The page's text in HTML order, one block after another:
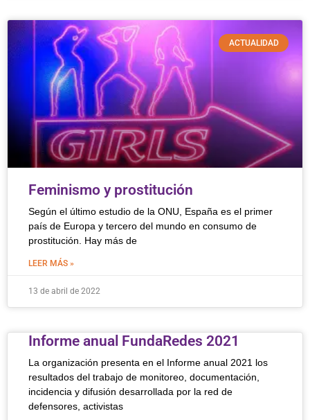
ACTUALIDAD
Feminismo y prostitución
Según el último estudio de la ONU, España es el primer
país de Europa y tercero del mundo en consumo de
prostitución. Hay más de
LEER MÁS »
13 de abril de 2022
Informe anual FundaRedes 2021
La organización presenta en el Informe anual 2021 los
resultados del trabajo de monitoreo, documentación,
incidencia y difusión desarrollada por la red de
defensores, activistas